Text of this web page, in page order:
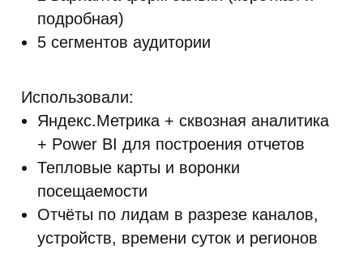
подробная)
5 сегментов аудитории
Использовали:
Яндекс.Метрика + сквозная аналитика
+ Power BI для построения отчетов
Тепловые карты и воронки
посещаемости
Отчёты по лидам в разрезе каналов,
устройств, времени суток и регионов